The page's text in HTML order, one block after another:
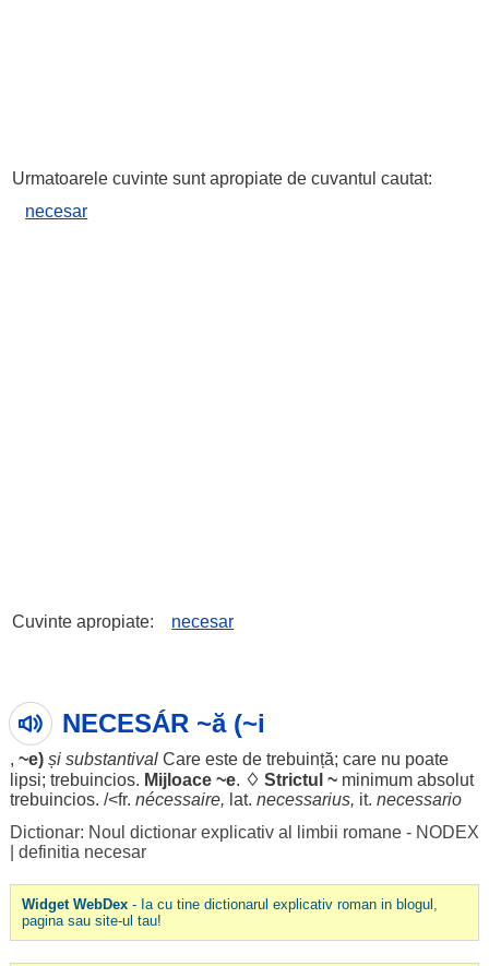
Urmatoarele cuvinte sunt apropiate de cuvantul cautat:
necesar
Cuvinte apropiate: necesar
NECESÁR ~ă (~i
, ~e) și substantivalCare este de trebuință; care nu poate
lipsi; trebuincios. Mijloace~e. ♢ Strictul ~ minimum absolut
trebuincios. /<fr. nécessaire, lat. necessarius, it. necessario
Dictionar: Noul dictionar explicativ al limbii romane - NODEX
definitia necesar
Widget WebDex- Ia cu tine dictionarul explicativ roman in blogul,
pagina sau site-ul tau!